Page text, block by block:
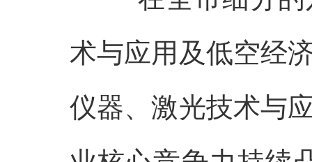
术与应用及低空经
仪器、激光技术与